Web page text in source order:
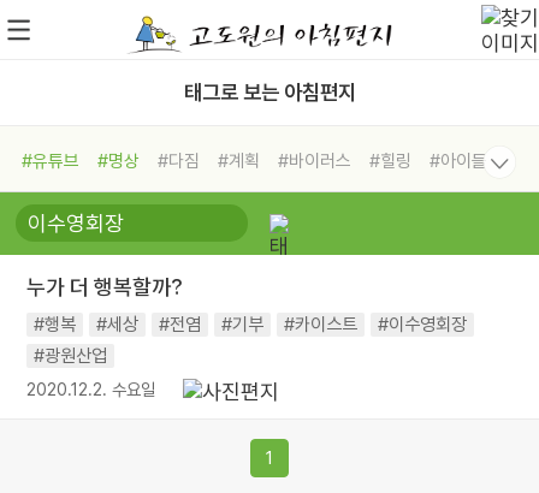
태그로 보는 아침편지
#유튜브 #명상 #다짐 #계획 #바이러스 #힐링
#아이들
#비전캠프
#독서캠프 #삶
#희망
#나눔 #친구 #링컨학교
#독서
#건강 #면역력
누가 더 행복할까?
#행복 #세상 #전염 #기부 #카이스트
#이수영회장
#광원산업
2020.12.2. 수요일
1